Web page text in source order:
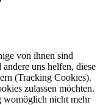
von ihnen sind
uns helfen, diese
(Tracking Cookies).
zulassen möchten.
womöglich nicht mehr